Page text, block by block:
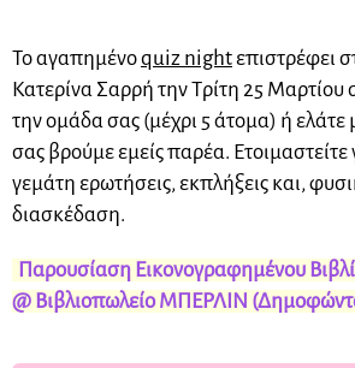
Το αγαπημένοquiz nightεπιστρέφει
Κατερίνα Σαρρή την Τρίτη 25 Μαρτίου
την ομάδα σας (μέχρι 5 άτομα) ή ελάτε
σας βρούμε εμείς παρέα. Ετοιμαστείτε
γεμάτη ερωτήσεις, εκπλήξεις και,
διασκέδαση.
Παρουσίαση Εικονογραφημένου
@ Βιβλιοπωλείο ΜΠΕΡΛΙΝ